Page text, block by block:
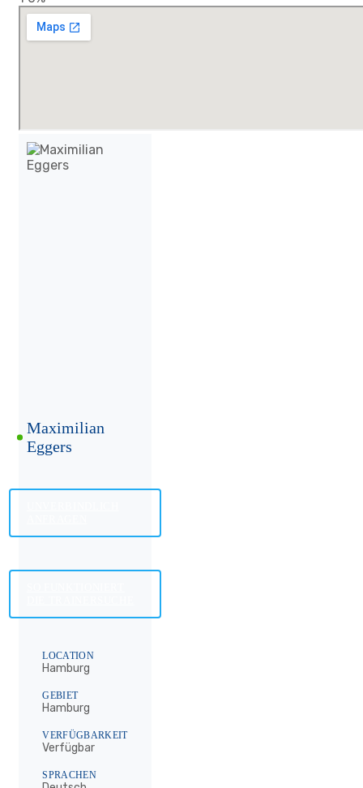
Maximilian
Eggers
LOCATION
Hamburg
GEBIET
Hamburg
VERFÜGBARKEIT
Verfügbar
SPRACHEN